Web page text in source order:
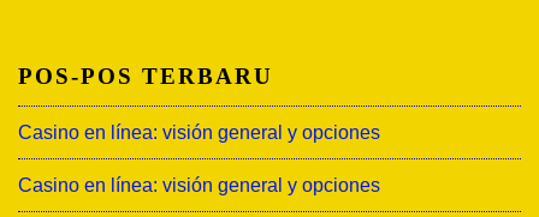
POS-POS TERBARU
Casino en línea: visión general y opciones
Casino en línea: visión general y opciones